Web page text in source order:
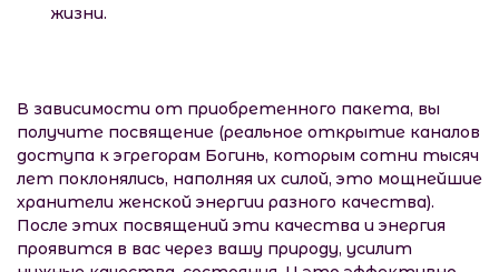
жизни.
В зависимости от приобретенного пакета, вы
получите посвящение (реальное открытие каналов
доступа к эгрегорам Богинь, которым сотни тысяч
лет поклонялись, наполняя их силой, это мощнейшие
хранители женской энергии разного качества).
После этих посвящений эти качества и энергия
проявится в вас через вашу природу, усилит